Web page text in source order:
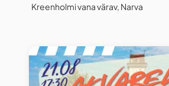
Kreenholmi vana värav, Narva